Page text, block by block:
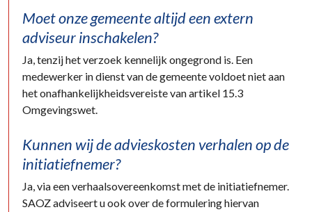
Moet onze gemeente altijd een extern
adviseur inschakelen?
Ja, tenzij het verzoek kennelijk ongegrond is. Een
medewerker in dienst van de gemeente voldoet niet aan
het onafhankelijkheidsvereiste van artikel 15.3
Omgevingswet.
Kunnen wij de advieskosten verhalen op de
initiatiefnemer?
Ja, via een verhaalsovereenkomst met de initiatiefnemer.
SAOZ adviseert u ook over de formulering hiervan